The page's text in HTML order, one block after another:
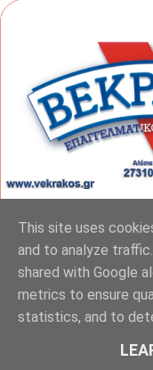
ΦΟΥΝΤΑΣ
This site uses
and to analyze
shared with Google
metrics to ensure
statistics, and to